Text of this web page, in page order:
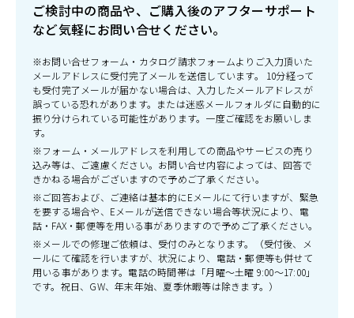
ご検討中の商品や、ご購入後のアフターサポート
など気軽にお問い合せください。
※お問い合せフォーム・カタログ請求フォームよりご入力頂いた
メールアドレスに受付完了メールを送信しています。 10分経って
も受付完了メールが届かない場合は、入力したメールアドレスが
誤っている恐れがあります。または迷惑メールフォルダに自動的に
振り分けられている可能性があります。一度ご確認をお願いしま
す。
※フォーム・メールアドレスを利用しての商品やサービスの売り
込み等は、ご遠慮ください。お問い合せ内容によっては、回答で
きかねる場合がございますので予めご了承ください。
※ご回答および、ご連絡は基本的にEメールにて行いますが、緊急
を要する場合や、Eメールが送信できない場合等状況により、電
話・FAX・郵便等を用いる事がありますので予めご了承ください。
※メールでの修理ご依頼は、受付のみとなります。（受付後、メ
ールにて確認を行いますが、状況により、電話・郵便等も併せて
用いる事があります。電話の時間帯は「月曜～土曜 9:00～17:00」
です。祝日、GW、年末年始、夏季休暇等は除きます。）